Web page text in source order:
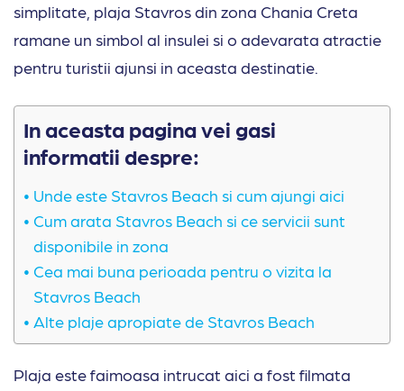
simplitate, plaja Stavros din zona Chania Creta
ramane un simbol al insulei si o adevarata atractie
pentru turistii ajunsi in aceasta destinatie.
In aceasta pagina vei gasi
informatii despre:
Unde este Stavros Beach si cum ajungi aici
Cum arata Stavros Beach si ce servicii sunt
disponibile in zona
Cea mai buna perioada pentru o vizita la
Stavros Beach
Alte plaje apropiate de Stavros Beach
Plaja este faimoasa intrucat aici a fost filmata